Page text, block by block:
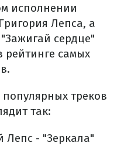
исполнении
Лепса, а
сердце"
рейтинге самых
треков
так:
Лепс - "Зеркала"